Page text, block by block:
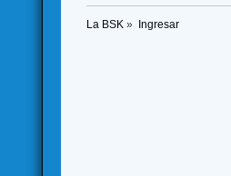
La BSK » Ingresar